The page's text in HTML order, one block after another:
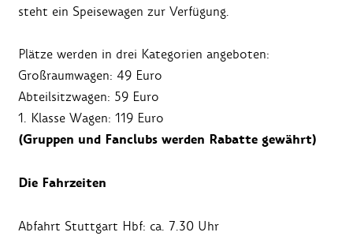
steht ein Speisewagen zur Verfügung.
Plätze werden in drei Kategorien angeboten:
Großraumwagen: 49 Euro
Abteilsitzwagen: 59 Euro
1. Klasse Wagen: 119 Euro
(Gruppen und Fanclubs werden Rabatte gewährt)
Die Fahrzeiten
Abfahrt Stuttgart Hbf: ca. 7.30 Uhr